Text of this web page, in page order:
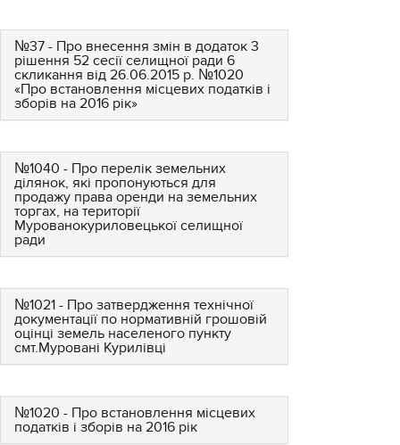
№37 - Про внесення змін в додаток 3
рішення 52 сесії селищної ради 6
скликання від 26.06.2015 р. №1020
«Про встановлення місцевих податків і
зборів на 2016 рік»
№1040 - Про перелік земельних
ділянок, які пропонуються для
продажу права оренди на земельних
торгах, на території
Мурованокуриловецької селищної
ради
№1021 - Про затвердження технічної
документації по нормативній грошовій
оцінці земель населеного пункту
смт.Муровані Курилівці
№1020 - Про встановлення місцевих
податків і зборів на 2016 рік